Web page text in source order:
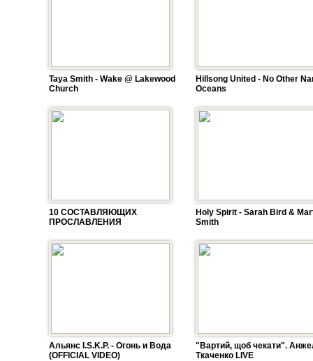
Taya Smith - Wake @ Lakewood
Church
Hillsong United - No Other
Oceans
10 СОСТАВЛЯЮЩИХ
ПРОСЛАВЛЕНИЯ
Holy Spirit - Sarah Bird &
Smith
Альянс I.S.K.P. - Огонь и Вода
(OFFICIAL VIDEO)
"Вартий, щоб чекати".
Ткаченко LIVE